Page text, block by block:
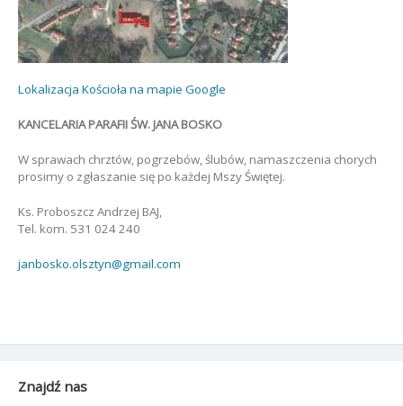
Lokalizacja Kościoła na mapie Google
KANCELARIA PARAFII ŚW. JANA BOSKO
W sprawach chrztów, pogrzebów, ślubów, namaszczenia chorych
prosimy o zgłaszanie się po każdej Mszy Świętej.
Ks. Proboszcz Andrzej BAJ,
Tel. kom. 531 024 240
janbosko.olsztyn@gmail.com
Znajdź nas